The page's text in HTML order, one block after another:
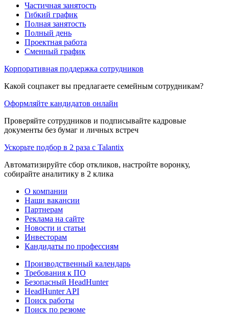
Частичная занятость
Гибкий график
Полная занятость
Полный день
Проектная работа
Сменный график
Корпоративная поддержка сотрудников
Какой соцпакет вы предлагаете семейным сотрудникам?
Оформляйте кандидатов онлайн
Проверяйте сотрудников и подписывайте кадровые
документы без бумаг и личных встреч
Ускорьте подбор в 2 раза с Talantix
Автоматизируйте сбор откликов, настройте воронку,
собирайте аналитику в 2 клика
О компании
Наши вакансии
Партнерам
Реклама на сайте
Новости и статьи
Инвесторам
Кандидаты по профессиям
Производственный календарь
Требования к ПО
Безопасный HeadHunter
HeadHunter API
Поиск работы
Поиск по резюме